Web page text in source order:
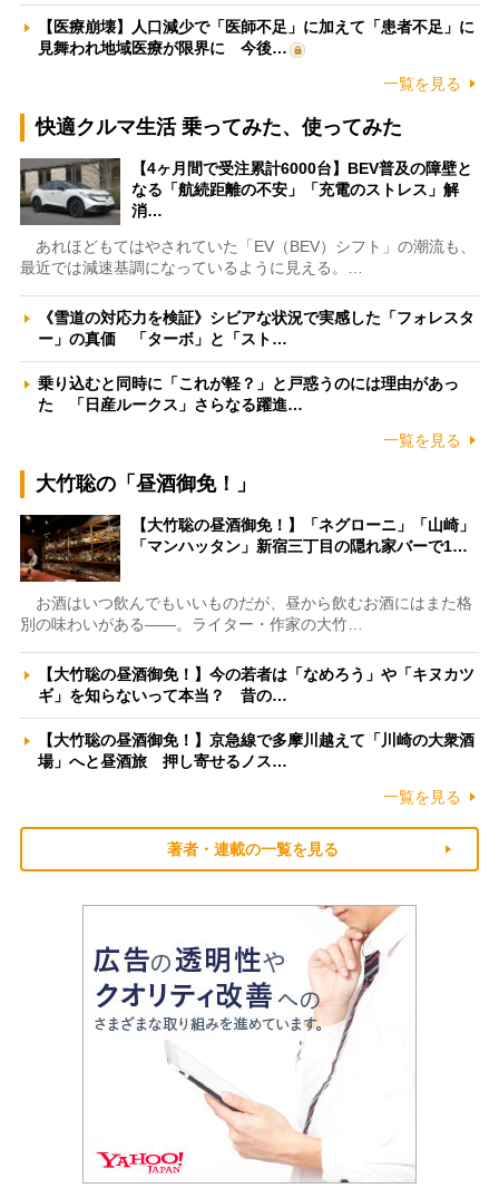
【医療崩壊】人口減少で「医師不足」に加えて「患者不足」に
見舞われ地域医療が限界に 今後…
一覧を見る
快適クルマ生活 乗ってみた、使ってみた
【4ヶ月間で受注累計6000台】BEV普及の障壁と
なる「航続距離の不安」「充電のストレス」解
消…
あれほどもてはやされていた「EV（BEV）シフト」の潮流も、
最近では減速基調になっているように見える。…
《雪道の対応力を検証》シビアな状況で実感した「フォレスタ
ー」の真価 「ターボ」と「スト…
乗り込むと同時に「これが軽？」と戸惑うのには理由があっ
た 「日産ルークス」さらなる躍進…
一覧を見る
大竹聡の「昼酒御免！」
【大竹聡の昼酒御免！】「ネグローニ」「山崎」
「マンハッタン」新宿三丁目の隠れ家バーで1…
お酒はいつ飲んでもいいものだが、昼から飲むお酒にはまた格
別の味わいがある――。ライター・作家の大竹…
【大竹聡の昼酒御免！】今の若者は「なめろう」や「キヌカツ
ギ」を知らないって本当？ 昔の…
【大竹聡の昼酒御免！】京急線で多摩川越えて「川崎の大衆酒
場」へと昼酒旅 押し寄せるノス…
一覧を見る
著者・連載の一覧を見る